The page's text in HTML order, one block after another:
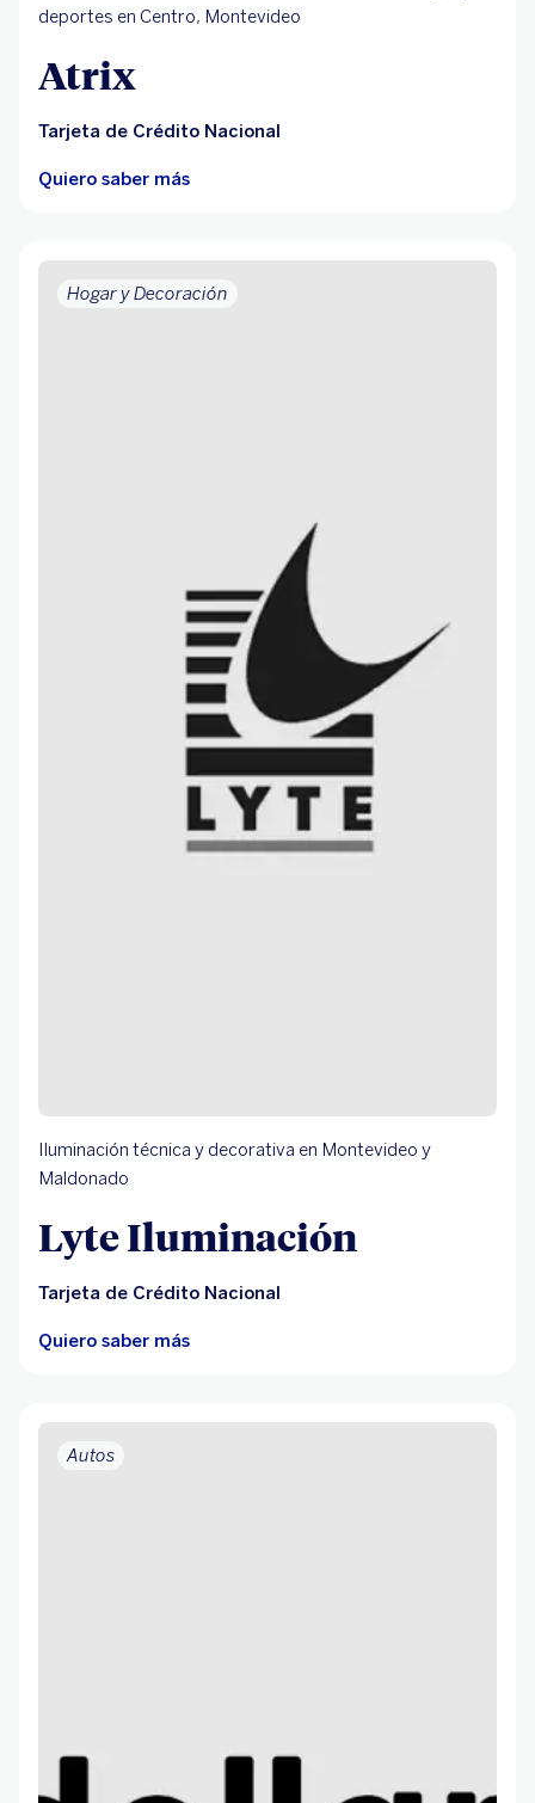
deportes en Centro, Montevideo
Atrix
Tarjeta de Crédito Nacional
Quiero saber más
Hogar y Decoración
Iluminación técnica y decorativa en Montevideo y
Maldonado
Lyte Iluminación
Tarjeta de Crédito Nacional
Quiero saber más
Autos